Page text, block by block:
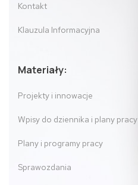
Kontakt
Klauzula Informacyjna
Materiały:
Projekty i innowacje
Wpisy do dziennika i plany pracy
Plany i programy pracy
Sprawozdania